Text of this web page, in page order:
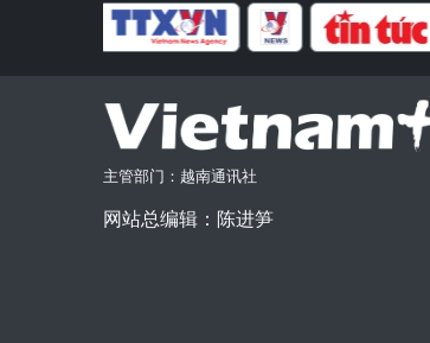
主管部门：越南通讯社
网站总编辑：陈进笋